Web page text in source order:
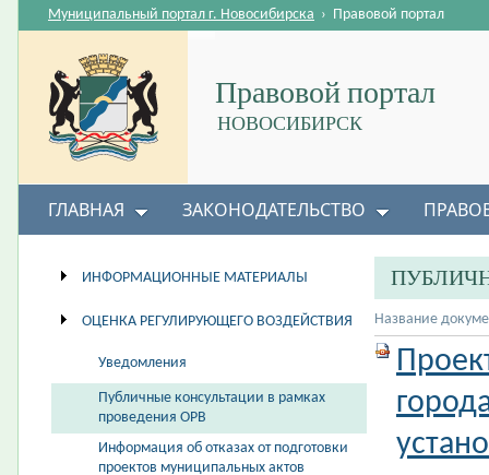
Правовой портал
НОВОСИБИРСК
Муниципальный портал г. Новосибирска › Правовой портал
ГЛАВНАЯ ЗАКОНОДАТЕЛЬСТВО
ИНФОРМАЦИОННЫЕ МАТЕРИАЛЫ
ОЦЕНКА РЕГУЛИРУЮЩЕГО ВОЗДЕЙСТВИЯ
Уведомления
Публичные консультации в рамках
проведения ОРВ
Информация об отказах от подготовки
проектов муниципальных актов
Название